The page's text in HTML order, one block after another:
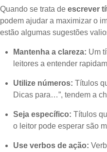
Quando se trata de escrever
podem ajudar a maximizar o
estão algumas sugestões
Mantenha a clareza: Um
leitores a entender
Utilize números: Títulos
Dicas para…”, tendem a
Seja específico: Títulos
o leitor pode esperar são
Use verbos de ação: